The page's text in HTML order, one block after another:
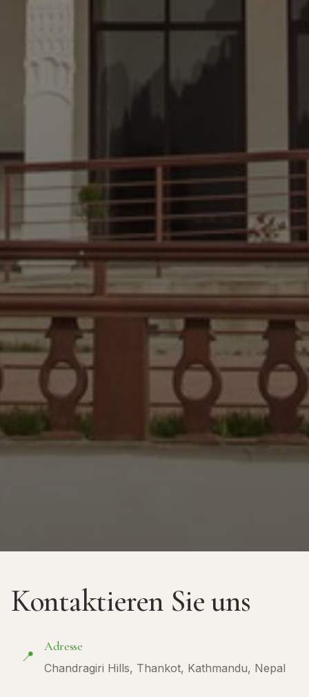
Kontaktieren Sie uns
📍
Adresse
Chandragiri Hills, Thankot, Kathmandu, Nepal